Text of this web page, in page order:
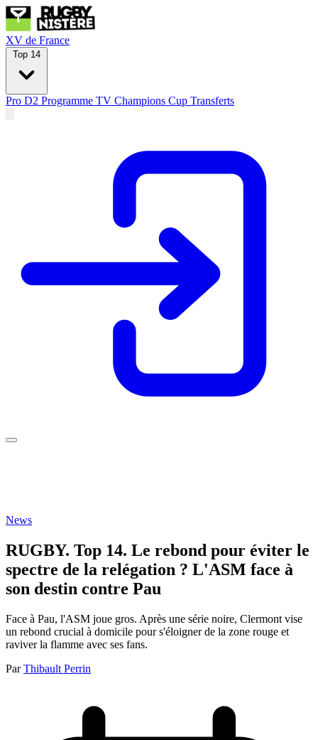
XV de France
Top 14
Pro D2 Programme TV Champions Cup Transferts
News
RUGBY. Top 14. Le rebond pour éviter le
spectre de la relégation ? L'ASM face à
son destin contre Pau
Face à Pau, l'ASM joue gros. Après une série noire, Clermont vise
un rebond crucial à domicile pour s'éloigner de la zone rouge et
raviver la flamme avec ses fans.
Par Thibault Perrin